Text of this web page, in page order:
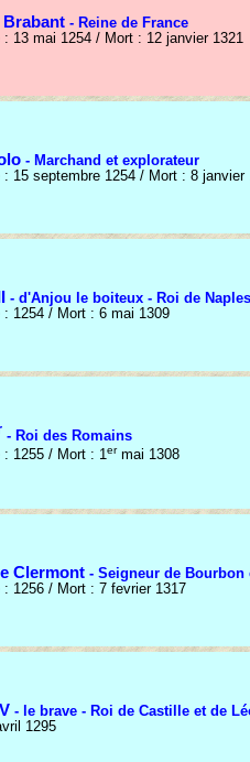
Brabant - Reine de France
: 13 mai 1254 / Mort : 12 janvier 1321
- Marchand et explorateur
: 15 septembre 1254 / Mort : 8 janvier
- d'Anjou le boiteux - Roi de
: 1254 / Mort : 6 mai 1309
- Roi des Romains
: 1255 / Mort : 1er mai 1308
Clermont - Seigneur de Bourbon
: 1256 / Mort : 7 fevrier 1317
- le brave - Roi de Castille et de
1295